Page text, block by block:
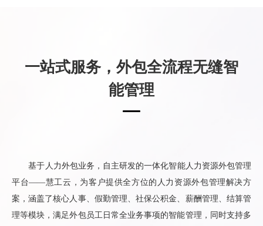
基于人力外包业务，自主研发的一体化智能人力资源外包管理
平台——慧工云，为客户提供全方位的人力资源外包管理解决方
案，涵盖了核心人事、假勤管理、社保公积金、薪酬管理、结算管
理等模块，满足外包员工日常全业务事项的智能管理，同时支持多
一站式服务，外包全流程无缝智
能管理